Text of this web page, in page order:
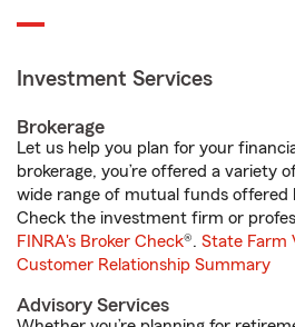
Investment Services
Brokerage
Let us help you plan for your
brokerage, you’re offered a variety
wide range of mutual funds offered
Check the investment firm or
FINRA's Broker Check®. State Farm
Customer Relationship Summary
Advisory Services